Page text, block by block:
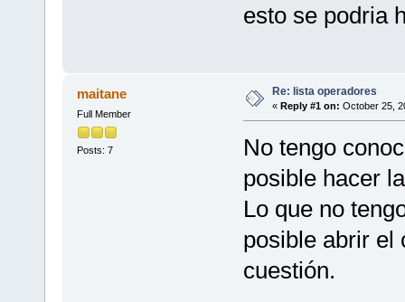
esto se podria
maitane
Full Member
Posts: 7
Re: lista operadores
« Reply #1 on: October 25,
No tengo
posible hacer
Lo que no
posible abrir el
cuestión.